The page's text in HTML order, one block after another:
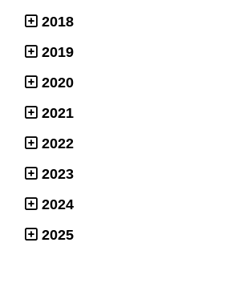
2018
2019
2020
2021
2022
2023
2024
2025